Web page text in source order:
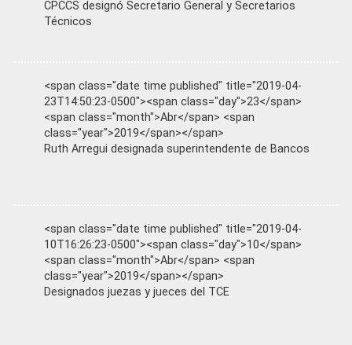
CPCCS designó Secretario General y Secretarios
Técnicos
<span class="date time published" title="2019-04-
23T14:50:23-0500"><span class="day">23</span>
<span class="month">Abr</span> <span
class="year">2019</span></span>
Ruth Arregui designada superintendente de Bancos
<span class="date time published" title="2019-04-
10T16:26:23-0500"><span class="day">10</span>
<span class="month">Abr</span> <span
class="year">2019</span></span>
Designados juezas y jueces del TCE